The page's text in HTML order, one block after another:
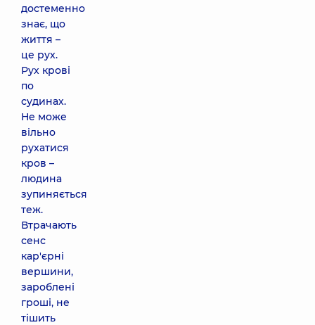
достеменно
знає, що
життя –
це рух.
Рух крові
по
судинах.
Не може
вільно
рухатися
кров –
людина
зупиняється
теж.
Втрачають
сенс
кар'єрні
вершини,
зароблені
гроші, не
тішить